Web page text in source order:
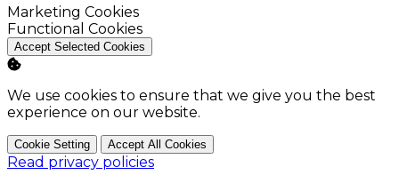
Enable
Marketing Cookies
Enable
Functional Cookies
Accept Selected Cookies
We use cookies to ensure that we give you the best
experience on our website.
Cookie Setting Accept All Cookies
Read privacy policies